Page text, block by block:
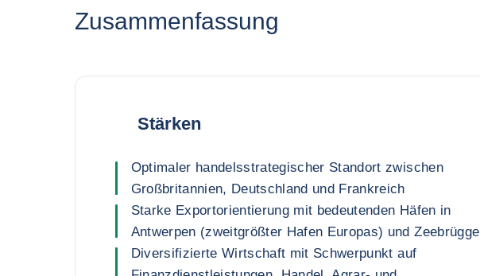
Zusammenfassung
Stärken
Optimaler handelsstrategischer Standort zwischen
Großbritannien, Deutschland und Frankreich
Starke Exportorientierung mit bedeutenden Häfen in
Antwerpen (zweitgrößter Hafen Europas) und Zeebrügge
Diversifizierte Wirtschaft mit Schwerpunkt auf